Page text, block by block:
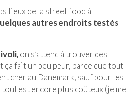
lieux de la street food à
autres endroits testés
on s’attend à trouver des
ça fait un peu peur, parce que tout
cher au Danemark, sauf pour les
est encore plus coûteux (je me